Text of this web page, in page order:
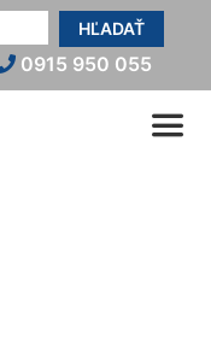
HĽADAŤ
0915 950 055